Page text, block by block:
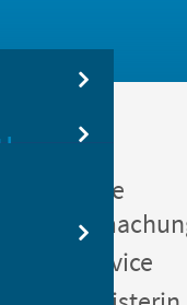
Öffentliche
Bürgerservice